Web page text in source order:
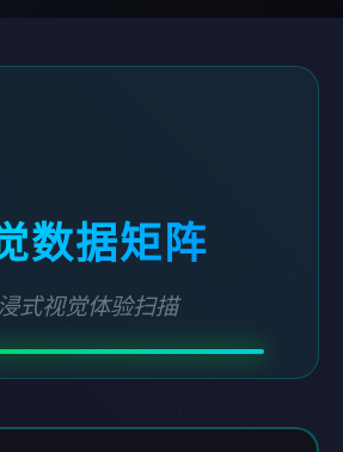
数据矩阵
式视觉体验扫描